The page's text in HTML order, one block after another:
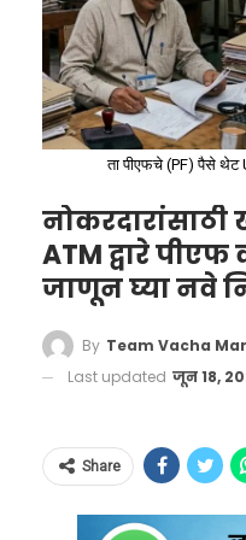
पाठीवर कौतुकाची थाप
क्षेत्राला जागतिक
अतुलनीय असल्याचे
जेव्हा
आमनेसामने
ता पीएफचे (PF) पैसे थेट
ATM द्वारे
जाणून घ्या नवे
By Team Vacha Marathi
Last updated जून 18,
Share